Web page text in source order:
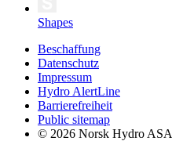
Shapes
Beschaffung
Datenschutz
Impressum
Hydro AlertLine
Barrierefreiheit
Public sitemap
© 2026 Norsk Hydro ASA